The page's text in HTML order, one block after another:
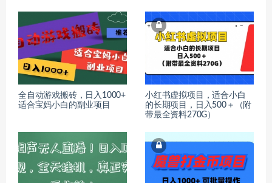
全自动游戏搬砖，日入1000+
适合宝妈小白的副业项目
小红书虚拟项目，适合小白
的长期项目，日入500＋（附
带最全资料270G）